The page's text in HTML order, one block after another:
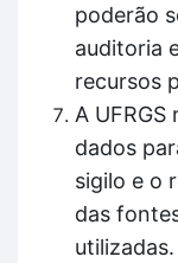
poderão
auditoria
recursos
A
dados
sigilo e o
das
utilizadas.